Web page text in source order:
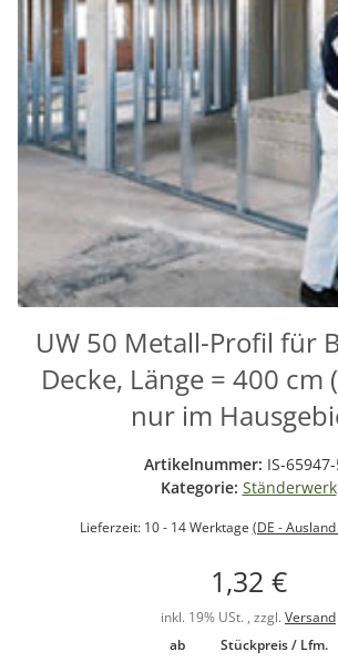
UW 50 Metall-Profil für
Decke, Länge = 400 cm
nur im
Artikelnummer: IS-
Kategorie: Ständerwerk
Lieferzeit: 10 - 14 Werktage (DE -
1,32 €
inkl. 19% USt. , zzgl. Versand
ab
Stückpreis / Lfm.